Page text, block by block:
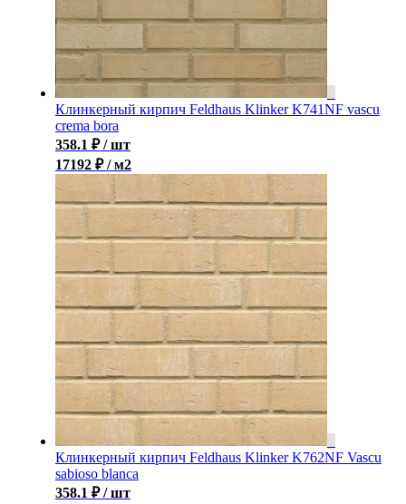
Клинкерный кирпич Feldhaus Klinker K741NF vascu
crema bora
358.1 ₽ / шт
17192 ₽ / м2
Клинкерный кирпич Feldhaus Klinker K762NF Vascu
sabioso blanca
358.1 ₽ / шт